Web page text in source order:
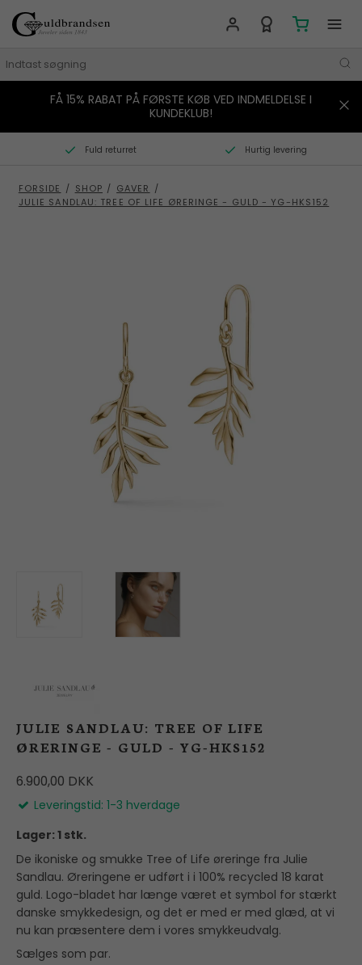
MÆRKER
SMYKKER
FÅ 15% RABAT PÅ FØRSTE KØB VED INDMELDELSE I
KUNDEKLUB!
Fuld returret Hurtig levering
FORSIDE / SHOP / GAVER /
JULIE SANDLAU: TREE OF LIFE ØRERINGE - GULD - YG-HKS152
JULIE SANDLAU: TREE OF LIFE
ØRERINGE - GULD - YG-HKS152
6.900,00 DKK
Leveringstid: 1-3 hverdage
Lager: 1 stk.
De ikoniske og smukke Tree of Life øreringe fra Julie
Sandlau. Øreringene er udført i i 100% recycled 18 karat
guld. Logo-bladet har længe været et symbol for stærkt
danske smykkedesign, og det er med er med glæd, at vi
nu kan præsentere dem i vores smykkeudvalg.
Sælges som par.